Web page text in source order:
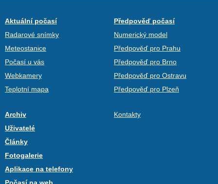
Aktuální počasí
Radarové snímky
Meteostanice
Počasí u vás
Webkamery
Teplotní mapa
Předpověď počasí
Numerický model
Předpověď pro Prahu
Předpověď pro Brno
Předpověď pro Ostravu
Předpověď pro Plzeň
Archiv
Uživatelé
Články
Fotogalerie
Aplikace na telefony
Kontakty